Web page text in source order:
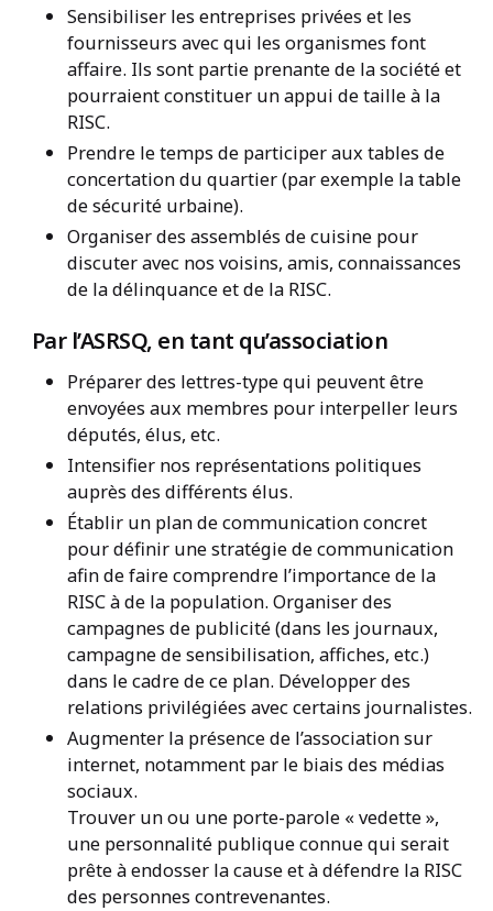
Sensibiliser les entreprises privées et les
fournisseurs avec qui les organismes font
affaire. Ils sont partie prenante de la société et
pourraient constituer un appui de taille à la
RISC.
Prendre le temps de participer aux tables de
concertation du quartier (par exemple la table
de sécurité urbaine).
Organiser des assemblés de cuisine pour
discuter avec nos voisins, amis, connaissances
de la délinquance et de la RISC.
Par l’ASRSQ, en tant qu’association
Préparer des lettres-type qui peuvent être
envoyées aux membres pour interpeller leurs
députés, élus, etc.
Intensifier nos représentations politiques
auprès des différents élus.
Établir un plan de communication concret
pour définir une stratégie de communication
afin de faire comprendre l’importance de la
RISC à de la population. Organiser des
campagnes de publicité (dans les journaux,
campagne de sensibilisation, affiches, etc.)
dans le cadre de ce plan. Développer des
relations privilégiées avec certains journalistes.
Augmenter la présence de l’association sur
internet, notamment par le biais des médias
sociaux.
Trouver un ou une porte-parole « vedette »,
une personnalité publique connue qui serait
prête à endosser la cause et à défendre la RISC
des personnes contrevenantes.